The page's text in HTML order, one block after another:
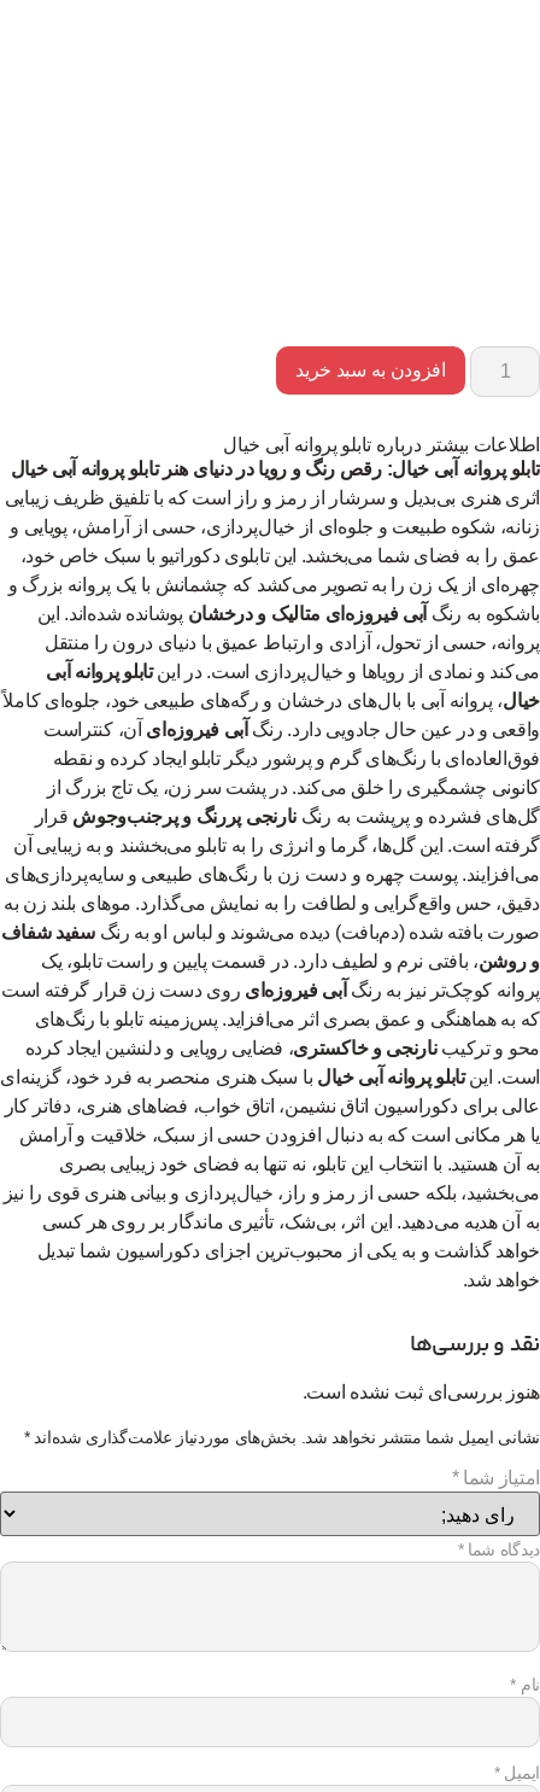
افزودن به سبد خرید
اطلاعات بیشتر درباره تابلو پروانه آبی خیال
تابلو پروانه آبی خیال: رقص رنگ و رویا در دنیای هنر تابلو پروانه آبی خیال
اثری هنری بی‌بدیل و سرشار از رمز و راز است که با تلفیق ظریف زیبایی
زنانه، شکوه طبیعت و جلوه‌ای از خیال‌پردازی، حسی از آرامش، پویایی و
عمق را به فضای شما می‌بخشد. این تابلوی دکوراتیو با سبک خاص خود،
چهره‌ای از یک زن را به تصویر می‌کشد که چشمانش با یک پروانه بزرگ و
باشکوه به رنگ آبی فیروزه‌ای متالیک و درخشان پوشانده شده‌اند. این
پروانه، حسی از تحول، آزادی و ارتباط عمیق با دنیای درون را منتقل
می‌کند و نمادی از رویاها و خیال‌پردازی است. در اینتابلو پروانه آبی
خیال، پروانه آبی با بال‌های درخشان و رگه‌های طبیعی خود، جلوه‌ای کاملاً
واقعی و در عین حال جادویی دارد. رنگ آبی فیروزه‌ای آن، کنتراست
فوق‌العاده‌ای با رنگ‌های گرم و پرشور دیگر تابلو ایجاد کرده و نقطه
کانونی چشمگیری را خلق می‌کند. در پشت سر زن، یک تاج بزرگ از
گل‌های فشرده و پرپشت به رنگ نارنجی پررنگ و پرجنب‌وجوش قرار
گرفته است. این گل‌ها، گرما و انرژی را به تابلو می‌بخشند و به زیبایی آن
می‌افزایند. پوست چهره و دست زن با رنگ‌های طبیعی و سایه‌پردازی‌های
دقیق، حس واقع‌گرایی و لطافت را به نمایش می‌گذارد. موهای بلند زن به
صورت بافته شده (دم‌بافت) دیده می‌شوند و لباس او به رنگسفید شفاف
و روشن، بافتی نرم و لطیف دارد. در قسمت پایین و راست تابلو، یک
پروانه کوچک‌تر نیز به رنگ آبی فیروزه‌ای روی دست زن قرار گرفته است
که به هماهنگی و عمق بصری اثر می‌افزاید. پس‌زمینه تابلو با رنگ‌های
محو و ترکیبنارنجی و خاکستری، فضایی رویایی و دلنشین ایجاد کرده
است. اینتابلو پروانه آبی خیال با سبک هنری منحصر به فرد خود، گزینه‌ای
عالی برای دکوراسیون اتاق نشیمن، اتاق خواب، فضاهای هنری، دفاتر کار
یا هر مکانی است که به دنبال افزودن حسی از سبک، خلاقیت و آرامش
به آن هستید. با انتخاب این تابلو، نه تنها به فضای خود زیبایی بصری
می‌بخشید، بلکه حسی از رمز و راز، خیال‌پردازی و بیانی هنری قوی را نیز
به آن هدیه می‌دهید. این اثر، بی‌شک، تأثیری ماندگار بر روی هر کسی
خواهد گذاشت و به یکی از محبوب‌ترین اجزای دکوراسیون شما تبدیل
خواهد شد.
نقد و بررسی‌ها
هنوز بررسی‌ای ثبت نشده است.
نشانی ایمیل شما منتشر نخواهد شد. بخش‌های موردنیاز علامت‌گذاری شده‌اند*
امتیاز شما*
دیدگاه شما*
نام *
ایمیل*